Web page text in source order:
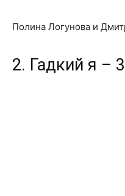
Полина Логунова и
2. Гадкий я – 3